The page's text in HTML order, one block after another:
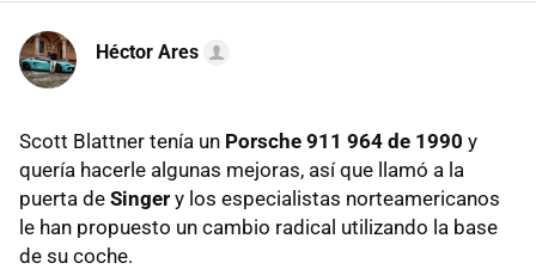
Héctor Ares
Scott Blattner tenía un Porsche 911 964 de 1990 y
quería hacerle algunas mejoras, así que llamó a la
puerta de Singer y los especialistas norteamericanos
le han propuesto un cambio radical utilizando la base
de su coche.